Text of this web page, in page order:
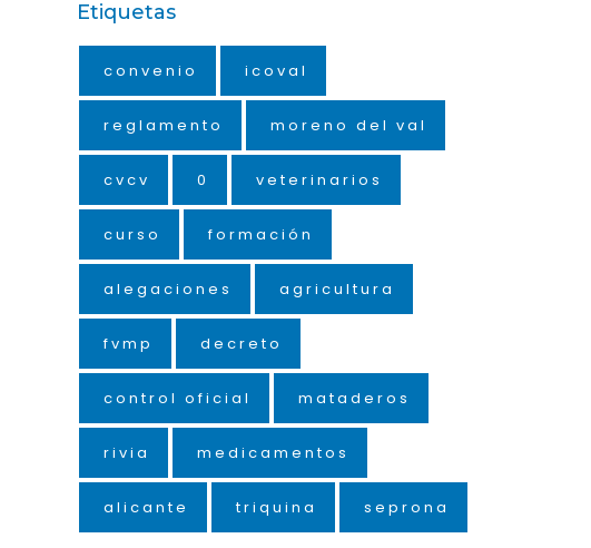
Etiquetas
convenio icoval
reglamento moreno del val
cvcv 0 veterinarios
curso formación
alegaciones agricultura
fvmp decreto
control oficial mataderos
rivia medicamentos
alicante triquina seprona